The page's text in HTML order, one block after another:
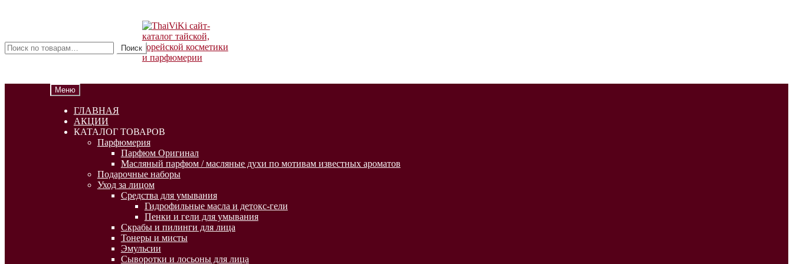
навигации
содержимому
Искать: Поиск
Меню
ГЛАВНАЯ
АКЦИИ
КАТАЛОГ ТОВАРОВ
Парфюмерия
Парфюм Оригинал
Масляный парфюм / масляные духи по мотивам известных ароматов
Подарочные наборы
Уход за лицом
Средства для умывания
Гидрофильные масла и детокс-гели
Пенки и гели для умывания
Скрабы и пилинги для лица
Тонеры и мисты
Эмульсии
Сыворотки и лосьоны для лица